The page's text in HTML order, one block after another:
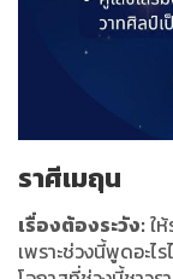
ราศีเมถุน
เรื่องต้องระวัง:ใ
เพราะช่วงนี้พูดอะ